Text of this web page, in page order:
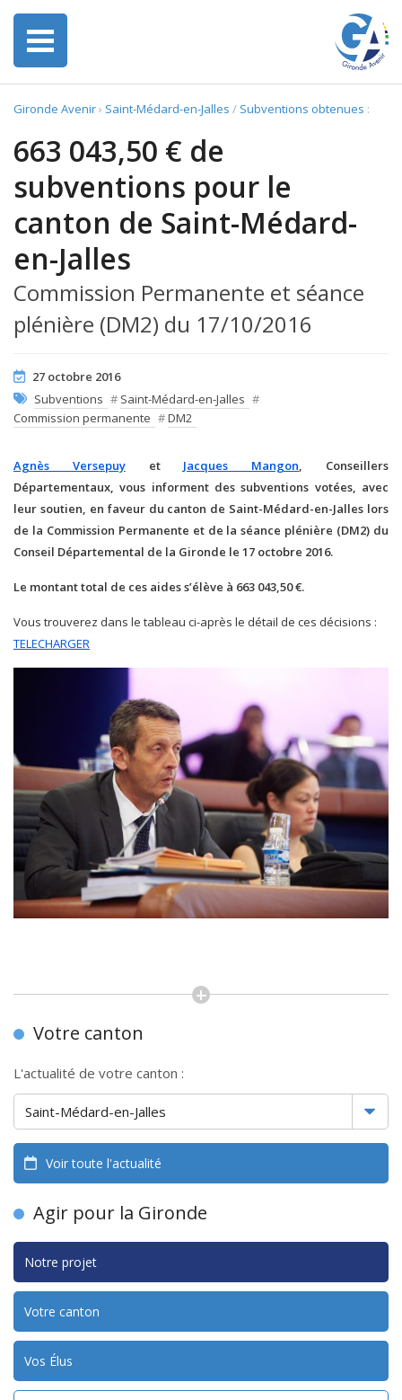
Gironde Avenir› Saint-Médard-en-Jalles / Subventions obtenues :
663 043,50 € de
subventions pour le
canton de Saint-Médard-
en-Jalles
Commission Permanente et séance
plénière (DM2) du 17/10/2016
27 octobre 2016
Subventions # Saint-Médard-en-Jalles #
Commission permanente #DM2
Agnès Versepuyet Jacques Mangon, Conseillers
Départementaux, vous informent des subventions votées, avec
leur soutien, en faveur du canton de Saint-Médard-en-Jalles lors
de la Commission Permanente et de la séance plénière (DM2) du
Conseil Départemental de la Gironde le 17 octobre 2016.
Le montant total de ces aides s’élève à 663 043,50 €.
Vous trouverez dans le tableau ci-après le détail de ces décisions :
TELECHARGER
Votre canton
L'actualité de votre canton :
Voir toute l'actualité
Agir pour la Gironde
Notre projet
Votre canton
Vos Élus